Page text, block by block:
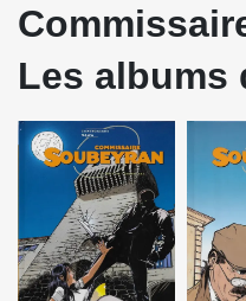
Les albums